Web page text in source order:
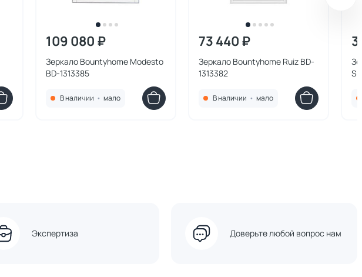
109 080 ₽
Зеркало Bountyhome Modesto
BD-1313385
В наличии • мало
73 440 ₽
Зеркало Bountyhome Ruiz BD-
1313382
В наличии • мало
Экспертиза Доверьте любой вопрос нам